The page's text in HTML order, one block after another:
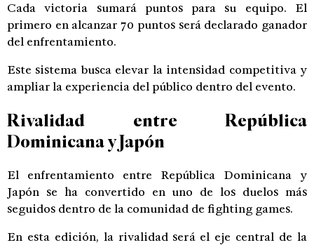
Cada victoria sumará puntos para su equipo. El
primero en alcanzar 70 puntos será declarado ganador
del enfrentamiento.
Este sistema busca elevar la intensidad competitiva y
ampliar la experiencia del público dentro del evento.
Rivalidad entre República
Dominicana y Japón
El enfrentamiento entre República Dominicana y
Japón se ha convertido en uno de los duelos más
seguidos dentro de la comunidad de fighting games.
En esta edición, la rivalidad será el eje central de la